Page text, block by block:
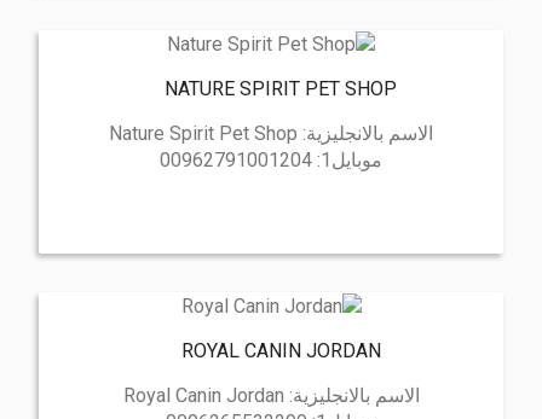
NATURE SPIRIT PET SHOP
الاسم بالانجليزية: Nature Spirit Pet Shop
موبايل1:
00962791001204
ROYAL CANIN JORDAN
الاسم بالانجليزية: Royal Canin Jordan